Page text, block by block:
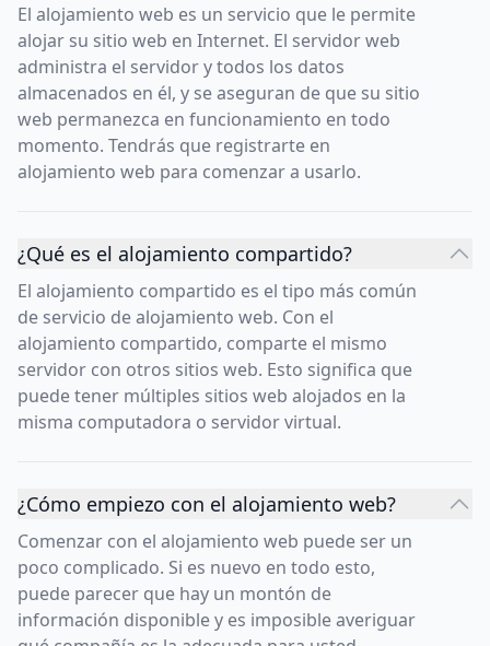
El alojamiento web es un servicio que le permite
alojar su sitio web en Internet. El servidor web
administra el servidor y todos los datos
almacenados en él, y se aseguran de que su sitio
web permanezca en funcionamiento en todo
momento. Tendrás que registrarte en
alojamiento web para comenzar a usarlo.
¿Qué es el alojamiento compartido?
El alojamiento compartido es el tipo más común
de servicio de alojamiento web. Con el
alojamiento compartido, comparte el mismo
servidor con otros sitios web. Esto significa que
puede tener múltiples sitios web alojados en la
misma computadora o servidor virtual.
¿Cómo empiezo con el alojamiento web?
Comenzar con el alojamiento web puede ser un
poco complicado. Si es nuevo en todo esto,
puede parecer que hay un montón de
información disponible y es imposible averiguar